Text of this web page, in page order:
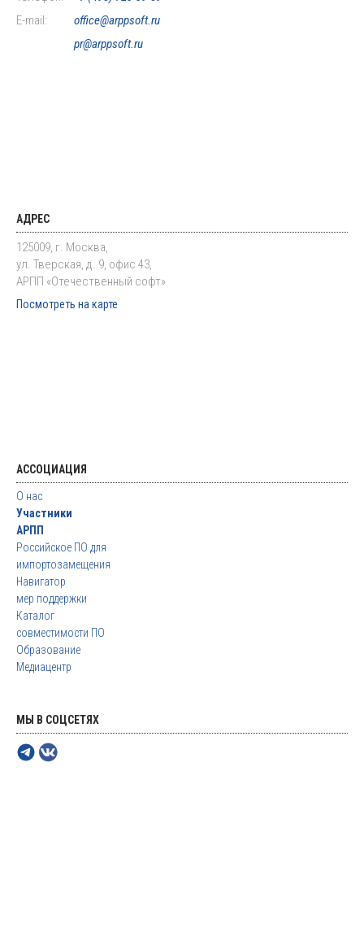
E-mail:
office@arppsoft.ru
pr@arppsoft.ru
АДРЕС
125009, г. Москва,
ул. Тверская, д. 9, офис 43,
АРПП «Отечественный софт»
Посмотреть на карте
АССОЦИАЦИЯ
О нас
Участники
АРПП
Российское ПО для
импортозамещения
Навигатор
мер поддержки
Каталог
совместимости ПО
Образование
Медиацентр
МЫ В СОЦСЕТЯХ